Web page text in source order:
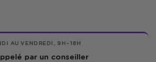
AU VENDREDI, 9H–18H
par un conseiller